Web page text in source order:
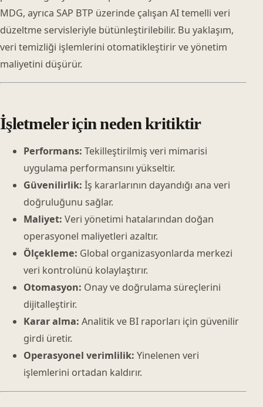
MDG, ayrıca SAP BTP üzerinde çalışan AI temelli veri
düzeltme servisleriyle bütünleştirilebilir. Bu yaklaşım,
veri temizliği işlemlerini otomatikleştirir ve yönetim
maliyetini düşürür.
İşletmeler için neden kritiktir
Performans: Tekilleştirilmiş veri mimarisi
uygulama performansını yükseltir.
Güvenilirlik: İş kararlarının dayandığı ana veri
doğruluğunu sağlar.
Maliyet: Veri yönetimi hatalarından doğan
operasyonel maliyetleri azaltır.
Ölçekleme: Global organizasyonlarda merkezi
veri kontrolünü kolaylaştırır.
Otomasyon: Onay ve doğrulama süreçlerini
dijitalleştirir.
Karar alma: Analitik ve BI raporları için güvenilir
girdi üretir.
Operasyonel verimlilik: Yinelenen veri
işlemlerini ortadan kaldırır.